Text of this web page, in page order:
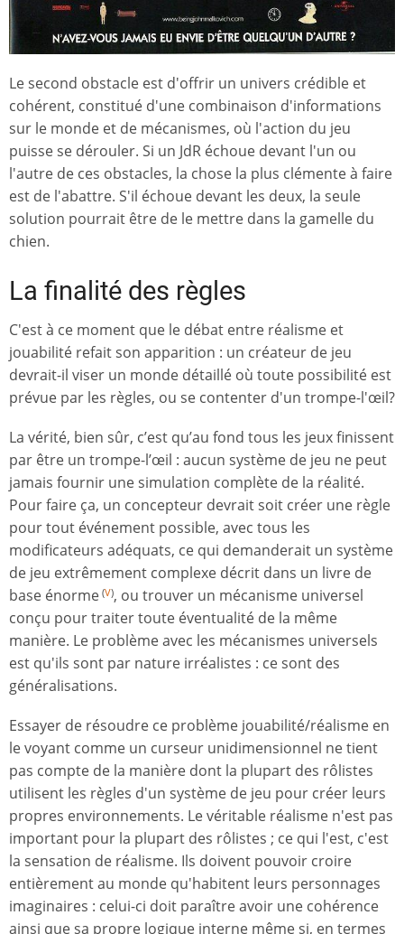
Le second obstacle est d'offrir un univers crédible et
cohérent, constitué d'une combinaison d'informations
sur le monde et de mécanismes, où l'action du jeu
puisse se dérouler. Si un JdR échoue devant l'un ou
l'autre de ces obstacles, la chose la plus clémente à faire
est de l'abattre. S'il échoue devant les deux, la seule
solution pourrait être de le mettre dans la gamelle du
chien.
La finalité des règles
C'est à ce moment que le débat entre réalisme et
jouabilité refait son apparition : un créateur de jeu
devrait-il viser un monde détaillé où toute possibilité est
prévue par les règles, ou se contenter d'un trompe-l'œil?
La vérité, bien sûr, c’est qu’au fond tous les jeux finissent
par être un trompe-l’œil : aucun système de jeu ne peut
jamais fournir une simulation complète de la réalité.
Pour faire ça, un concepteur devrait soit créer une règle
pour tout événement possible, avec tous les
modificateurs adéquats, ce qui demanderait un système
de jeu extrêmement complexe décrit dans un livre de
base énorme (V), ou trouver un mécanisme universel
conçu pour traiter toute éventualité de la même
manière. Le problème avec les mécanismes universels
est qu'ils sont par nature irréalistes : ce sont des
généralisations.
Essayer de résoudre ce problème jouabilité/réalisme en
le voyant comme un curseur unidimensionnel ne tient
pas compte de la manière dont la plupart des rôlistes
utilisent les règles d'un système de jeu pour créer leurs
propres environnements. Le véritable réalisme n'est pas
important pour la plupart des rôlistes ; ce qui l'est, c'est
la sensation de réalisme. Ils doivent pouvoir croire
entièrement au monde qu'habitent leurs personnages
imaginaires : celui-ci doit paraître avoir une cohérence
ainsi que sa propre logique interne même si, en termes